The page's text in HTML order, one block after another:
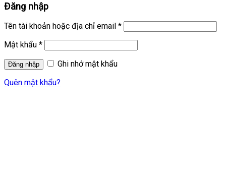
Đăng nhập
Tên tài khoản hoặc địa chỉ email *
Mật khẩu *
Ghi nhớ mật khẩu
Quên mật khẩu?